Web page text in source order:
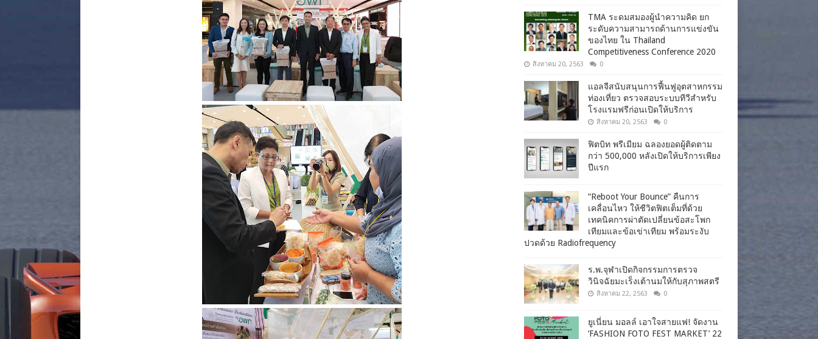
TMA ระดมสมองผู้นำความคิด ยก
ระดับความสามารถด้านการแข่งขัน
ของไทย ใน Thailand
Competitiveness Conference 2020
สิงหาคม 20, 2563 0
แอลจีสนับสนุนการฟื้นฟูอุตสาหกรรม
ท่องเที่ยว ตรวจสอบระบบทีวีสำหรับ
โรงแรมฟรีก่อนเปิดให้บริการ
สิงหาคม 20, 2563 0
ฟิตบิท พรีเมียม ฉลองยอดผู้ติดตาม
กว่า 500,000 หลังเปิดให้บริการเพียง
ปีแรก
“Reboot Your Bounce” คืนการ
เคลื่อนไหว ให้ชีวิตฟิตเต็มที่ด้วย
เทคนิคการผ่าตัดเปลี่ยนข้อสะโพก
เทียมและข้อเข่าเทียม พร้อมระงับ
ปวดด้วย Radiofrequency
ร.พ.จุฬาเปิดกิจกรรมการตรวจ
วินิจฉัยมะเร็งเต้านมให้กับสุภาพสตรี
สิงหาคม 22, 2563 0
ยูเนี่ยน มอลล์ เอาใจสายแฟ! จัดงาน
‘FASHION FOTO FEST MARKET’ 22